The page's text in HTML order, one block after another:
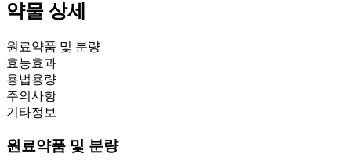
약물 상세
원료약품 및 분량
효능효과
용법용량
주의사항
기타정보
원료약품 및 분량